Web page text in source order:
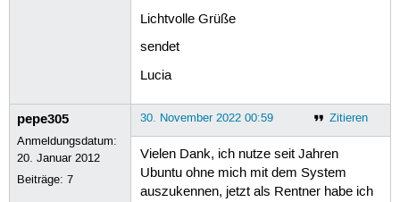
Lichtvolle Grüße
sendet
Lucia
pepe305
Anmeldungsdatum:
20. Januar 2012
Beiträge:7
Zitieren
30. November 2022 00:59
Vielen Dank, ich nutze seit Jahren
Ubuntu ohne mich mit dem System
auszukennen, jetzt als Rentner habe ich